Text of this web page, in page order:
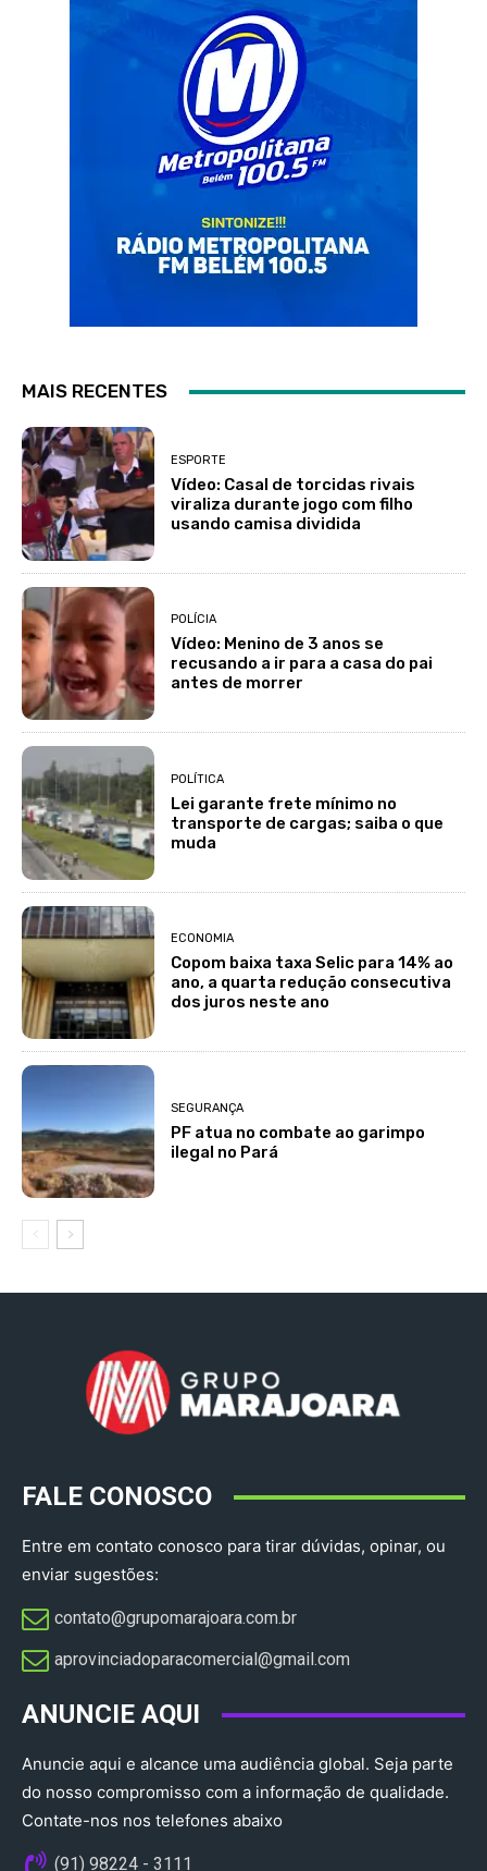
MAIS RECENTES
ESPORTE
Vídeo: Casal de torcidas rivais
viraliza durante jogo com filho
usando camisa dividida
POLÍCIA
Vídeo: Menino de 3 anos se
recusando a ir para a casa do pai
antes de morrer
POLÍTICA
Lei garante frete mínimo no
transporte de cargas; saiba o que
muda
ECONOMIA
Copom baixa taxa Selic para 14% ao
ano, a quarta redução consecutiva
dos juros neste ano
SEGURANÇA
PF atua no combate ao garimpo
ilegal no Pará
FALE CONOSCO
Entre em contato conosco para tirar dúvidas, opinar, ou
enviar sugestões:
contato@grupomarajoara.com.br
aprovinciadoparacomercial@gmail.com​
ANUNCIE AQUI
Anuncie aqui e alcance uma audiência global. Seja parte
do nosso compromisso com a informação de qualidade.
Contate-nos nos telefones abaixo
(91) 98224 - 3111